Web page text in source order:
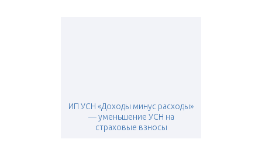
ИП УСН «Доходы минус расходы»
— уменьшение УСН на
страховые взносы